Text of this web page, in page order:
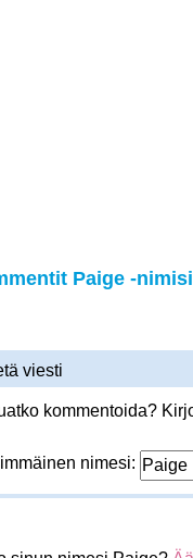
Paige -
viesti
kommentoida?
nimesi: